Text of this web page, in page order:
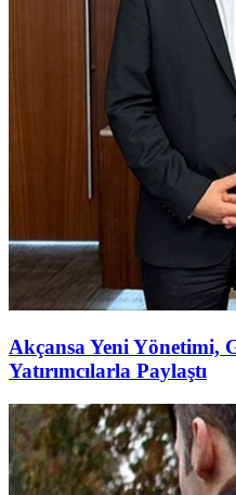
Akçansa Yeni Yönetimi,
Yatırımcılarla Paylaştı